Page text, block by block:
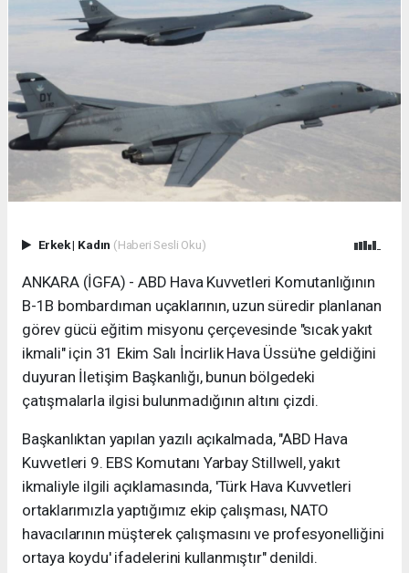
Erkek| Kadın (Haberi Sesli Oku)
ANKARA (İGFA) - ABD Hava Kuvvetleri Komutanlığının
B-1B bombardıman uçaklarının, uzun süredir planlanan
görev gücü eğitim misyonu çerçevesinde "sıcak yakıt
ikmali" için 31 Ekim Salı İncirlik Hava Üssü'ne geldiğini
duyuran İletişim Başkanlığı, bunun bölgedeki
çatışmalarla ilgisi bulunmadığının altını çizdi.
Başkanlıktan yapılan yazılı açıkalmada, "ABD Hava
Kuvvetleri 9. EBS Komutanı Yarbay Stillwell, yakıt
ikmaliyle ilgili açıklamasında, 'Türk Hava Kuvvetleri
ortaklarımızla yaptığımız ekip çalışması, NATO
havacılarının müşterek çalışmasını ve profesyonelliğini
ortaya koydu' ifadelerini kullanmıştır" denildi.